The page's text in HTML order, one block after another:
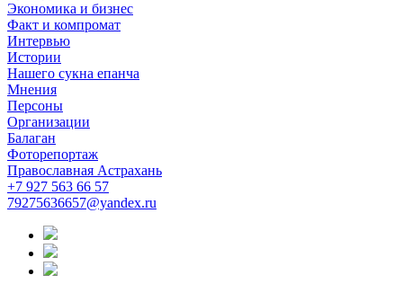
Экономика и бизнес
Факт и компромат
Интервью
Истории
Нашего сукна епанча
Мнения
Персоны
Организации
Балаган
Фоторепортаж
Православная Астрахань
+7 927 563 66 57
79275636657@yandex.ru